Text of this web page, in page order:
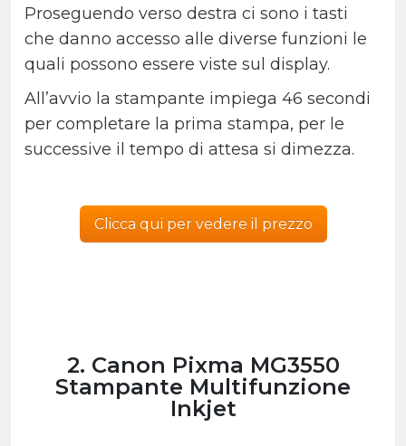
Proseguendo verso destra ci sono i tasti
che danno accesso alle diverse funzioni le
quali possono essere viste sul display.
All’avvio la stampante impiega 46 secondi
per completare la prima stampa, per le
successive il tempo di attesa si dimezza.
Clicca qui per vedere il prezzo
2. Canon Pixma MG3550
Stampante Multifunzione
Inkjet